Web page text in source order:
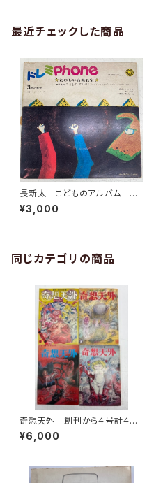
最近チェックした商品
長新太 こどものアルバム 今
江祥智 ドレミPhoneシリー
ズ 1970年あたり 千趣会
¥3,000
同じカテゴリの商品
奇想天外 創刊から４号計４
冊 井上洋介表紙 1974年
盛光社
¥6,000